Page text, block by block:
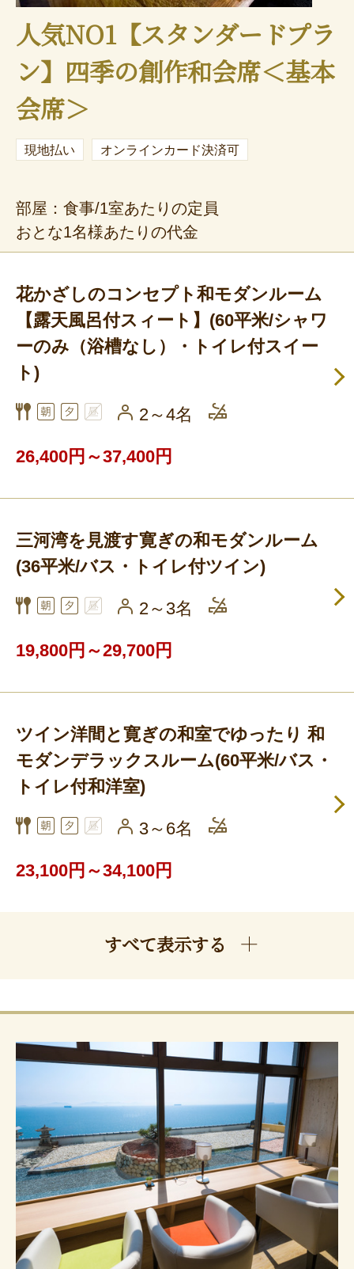
人気NO1【スタンダードプラ
ン】四季の創作和会席＜基本
会席＞
現地払い オンラインカード決済可
部屋：食事/1室あたりの定員
おとな1名様あたりの代金
花かざしのコンセプト和モダンルーム
【露天風呂付スィート】(60平米/シャワ
ーのみ（浴槽なし）・トイレ付スイー
ト)
2～4名
26,400円～37,400円
三河湾を見渡す寛ぎの和モダンルーム
(36平米/バス・トイレ付ツイン)
2～3名
19,800円～29,700円
ツイン洋間と寛ぎの和室でゆったり 和
モダンデラックスルーム(60平米/バス・
トイレ付和洋室)
3～6名
23,100円～34,100円
すべて表示する